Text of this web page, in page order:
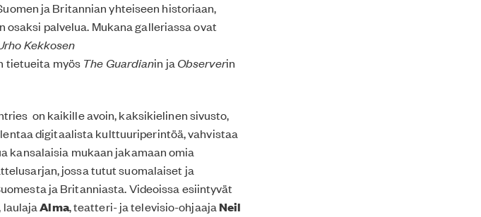
ja Britannian yhteiseen historiaan,
palvelua. Mukana galleriassa ovat
Kekkosen
tietueita myös The Guardianin ja Observerin
on kaikille avoin, kaksikielinen sivusto,
digitaalista kulttuuriperintöä, vahvistaa
kansalaisia mukaan jakamaan omia
jossa tutut suomalaiset ja
ja Britanniasta. Videoissa esiintyvät
laulajaAlma, teatteri- ja televisio-ohjaajaNeil